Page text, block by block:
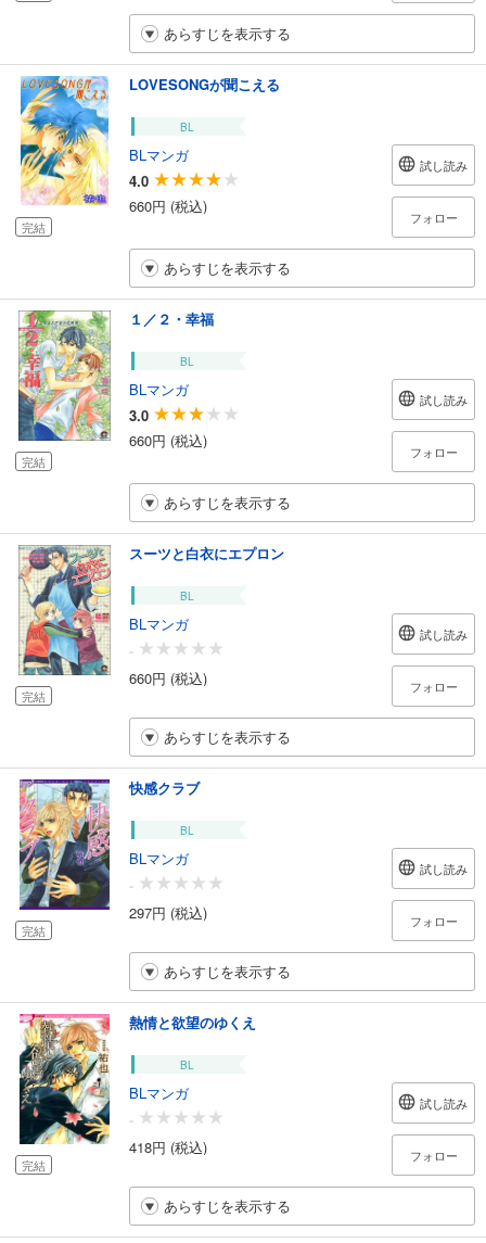
あらすじを表示する
完結
LOVESONGが聞こえる
BL
BLマンガ
4.0
660円 (税込)
試し読み
フォロー
あらすじを表示する
完結
１／２・幸福
BL
BLマンガ
3.0
660円 (税込)
試し読み
フォロー
あらすじを表示する
完結
スーツと白衣にエプロン
BL
BLマンガ
-
660円 (税込)
試し読み
フォロー
あらすじを表示する
完結
快感クラブ
BL
BLマンガ
-
297円 (税込)
試し読み
フォロー
あらすじを表示する
完結
熱情と欲望のゆくえ
BL
BLマンガ
-
418円 (税込)
試し読み
フォロー
あらすじを表示する